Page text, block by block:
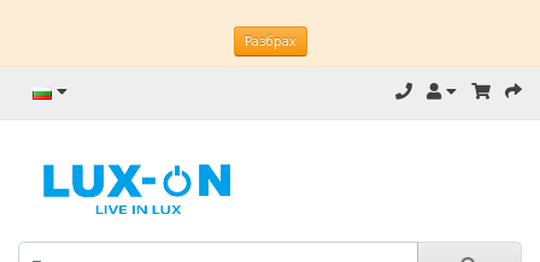
Разбрах